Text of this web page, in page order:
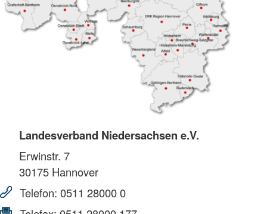
Landesverband Niedersachsen e.V.
Erwinstr. 7
30175 Hannover
Telefon: 0511 28000 0